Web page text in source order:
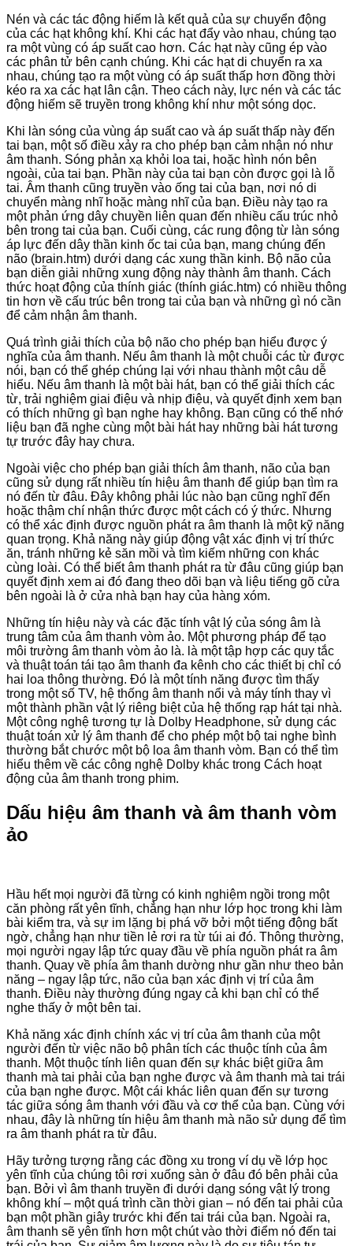
Nén và các tác động hiếm là kết quả của sự chuyển động
của các hạt không khí. Khi các hạt đẩy vào nhau, chúng tạo
ra một vùng có áp suất cao hơn. Các hạt này cũng ép vào
các phân tử bên cạnh chúng. Khi các hạt di chuyển ra xa
nhau, chúng tạo ra một vùng có áp suất thấp hơn đồng thời
kéo ra xa các hạt lân cận. Theo cách này, lực nén và các tác
động hiếm sẽ truyền trong không khí như một sóng dọc.
Khi làn sóng của vùng áp suất cao và áp suất thấp này đến
tai bạn, một số điều xảy ra cho phép bạn cảm nhận nó như
âm thanh. Sóng phản xạ khỏi loa tai, hoặc hình nón bên
ngoài, của tai bạn. Phần này của tai bạn còn được gọi là lỗ
tai. Âm thanh cũng truyền vào ống tai của bạn, nơi nó di
chuyển màng nhĩ hoặc màng nhĩ của bạn. Điều này tạo ra
một phản ứng dây chuyền liên quan đến nhiều cấu trúc nhỏ
bên trong tai của bạn. Cuối cùng, các rung động từ làn sóng
áp lực đến dây thần kinh ốc tai của bạn, mang chúng đến
não (brain.htm) dưới dạng các xung thần kinh. Bộ não của
bạn diễn giải những xung động này thành âm thanh. Cách
thức hoạt động của thính giác (thính giác.htm) có nhiều thông
tin hơn về cấu trúc bên trong tai của bạn và những gì nó cần
để cảm nhận âm thanh.
Quá trình giải thích của bộ não cho phép bạn hiểu được ý
nghĩa của âm thanh. Nếu âm thanh là một chuỗi các từ được
nói, bạn có thể ghép chúng lại với nhau thành một câu dễ
hiểu. Nếu âm thanh là một bài hát, bạn có thể giải thích các
từ, trải nghiệm giai điệu và nhịp điệu, và quyết định xem bạn
có thích những gì bạn nghe hay không. Bạn cũng có thể nhớ
liệu bạn đã nghe cùng một bài hát hay những bài hát tương
tự trước đây hay chưa.
Ngoài việc cho phép bạn giải thích âm thanh, não của bạn
cũng sử dụng rất nhiều tín hiệu âm thanh để giúp bạn tìm ra
nó đến từ đâu. Đây không phải lúc nào bạn cũng nghĩ đến
hoặc thậm chí nhận thức được một cách có ý thức. Nhưng
có thể xác định được nguồn phát ra âm thanh là một kỹ năng
quan trọng. Khả năng này giúp động vật xác định vị trí thức
ăn, tránh những kẻ săn mồi và tìm kiếm những con khác
cùng loài. Có thể biết âm thanh phát ra từ đâu cũng giúp bạn
quyết định xem ai đó đang theo dõi bạn và liệu tiếng gõ cửa
bên ngoài là ở cửa nhà bạn hay của hàng xóm.
Những tín hiệu này và các đặc tính vật lý của sóng âm là
trung tâm của âm thanh vòm ảo. Một phương pháp để tạo
môi trường âm thanh vòm ảo là. là một tập hợp các quy tắc
và thuật toán tái tạo âm thanh đa kênh cho các thiết bị chỉ có
hai loa thông thường. Đó là một tính năng được tìm thấy
trong một số TV, hệ thống âm thanh nổi và máy tính thay vì
một thành phần vật lý riêng biệt của hệ thống rạp hát tại nhà.
Một công nghệ tương tự là Dolby Headphone, sử dụng các
thuật toán xử lý âm thanh để cho phép một bộ tai nghe bình
thường bắt chước một bộ loa âm thanh vòm. Bạn có thể tìm
hiểu thêm về các công nghệ Dolby khác trong Cách hoạt
động của âm thanh trong phim.
Dấu hiệu âm thanh và âm thanh vòm
ảo
Hầu hết mọi người đã từng có kinh nghiệm ngồi trong một
căn phòng rất yên tĩnh, chẳng hạn như lớp học trong khi làm
bài kiểm tra, và sự im lặng bị phá vỡ bởi một tiếng động bất
ngờ, chẳng hạn như tiền lẻ rơi ra từ túi ai đó. Thông thường,
mọi người ngay lập tức quay đầu về phía nguồn phát ra âm
thanh. Quay về phía âm thanh dường như gần như theo bản
năng – ngay lập tức, não của bạn xác định vị trí của âm
thanh. Điều này thường đúng ngay cả khi bạn chỉ có thể
nghe thấy ở một bên tai.
Khả năng xác định chính xác vị trí của âm thanh của một
người đến từ việc não bộ phân tích các thuộc tính của âm
thanh. Một thuộc tính liên quan đến sự khác biệt giữa âm
thanh mà tai phải của bạn nghe được và âm thanh mà tai trái
của bạn nghe được. Một cái khác liên quan đến sự tương
tác giữa sóng âm thanh với đầu và cơ thể của bạn. Cùng với
nhau, đây là những tín hiệu âm thanh mà não sử dụng để tìm
ra âm thanh phát ra từ đâu.
Hãy tưởng tượng rằng các đồng xu trong ví dụ về lớp học
yên tĩnh của chúng tôi rơi xuống sàn ở đâu đó bên phải của
bạn. Bởi vì âm thanh truyền đi dưới dạng sóng vật lý trong
không khí – một quá trình cần thời gian – nó đến tai phải của
bạn một phần giây trước khi đến tai trái của bạn. Ngoài ra,
âm thanh sẽ yên tĩnh hơn một chút vào thời điểm nó đến tai